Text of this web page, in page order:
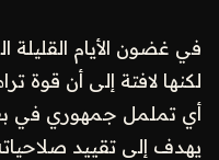
في غضون الأيام
لكنها لافتة إلى أن قوة
أي تململ جمهوري في
يهدف إلى تقييد